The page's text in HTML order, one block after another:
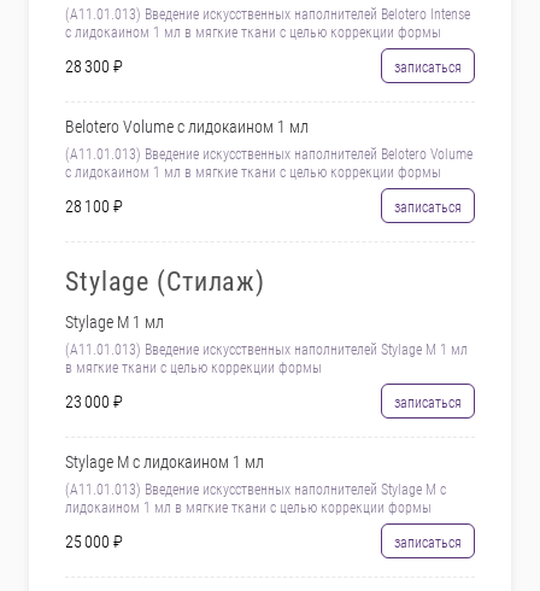
(А11.01.013) Введение искусственных наполнителей Belotero Intense
с лидокаином 1 мл в мягкие ткани с целью коррекции формы
28 300 ₽ записаться
Belotero Volume с лидокаином 1 мл
(А11.01.013) Введение искусственных наполнителей Belotero Volume
с лидокаином 1 мл в мягкие ткани с целью коррекции формы
28 100 ₽ записаться
Stylage (Стилаж)
Stylage M 1 мл
(А11.01.013) Введение искусственных наполнителей Stylage M 1 мл
в мягкие ткани с целью коррекции формы
23 000 ₽ записаться
Stylage M с лидокаином 1 мл
(А11.01.013) Введение искусственных наполнителей Stylage M с
лидокаином 1 мл в мягкие ткани с целью коррекции формы
25 000 ₽ записаться